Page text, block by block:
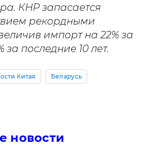
КНР запасается
рекордными
импорт на 22% за
за последние 10 лет.
Китая Беларусь
новости